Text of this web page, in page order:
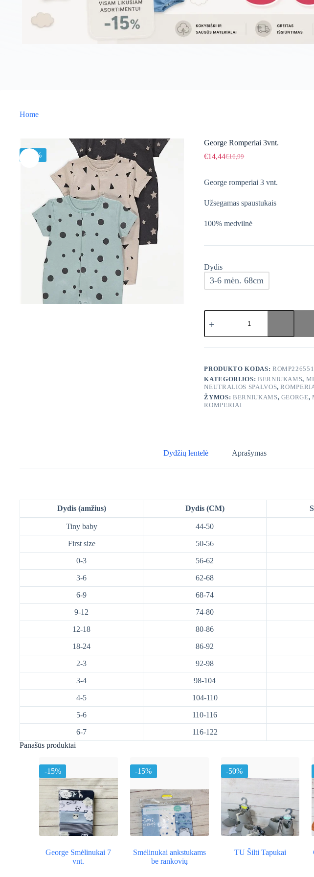
Home
-15%
George Romperiai 3vnt.
€16,99
Original
€16,99.
€14,44Current
€14,44.
George romperiai 3 vnt.
Užsegamas spaustukais
100% medvilnė
Dydis
3-6 mėn. 68cm
produkto
kiekis:
Romperiai
3vnt.
PRODUKTO KODAS:
KATEGORIJOS: BERNIUKAMS,
NEUTRALIOS SPALVOS,
ŽYMOS:BERNIUKAMS, GEORGE,
ROMPERIAI
Dydžių lentelė Aprašymas
Dydis (amžius) Dydis (CM)
Tiny baby 44-50
First size 50-56
0-3 56-62
3-6 62-68
6-9 68-74
9-12 74-80
12-18 80-86
18-24 86-92
2-3 92-98
3-4 98-104
4-5 104-110
5-6 110-116
6-7
116-122
Panašūs produktai
-15%
George Smėlinukai 7
vnt.
-15%
Smėlinukai ankstukams
be rankovių
-50%
TU Šilti Tapukai